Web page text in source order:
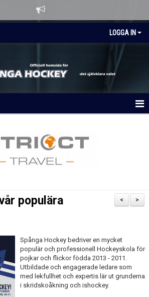
LOGGA IN
>
<
populära
Spånga Hockey bedriver en mycket
populär och professionell Hockeyskola för
pojkar och flickor födda 2013 - 2011.
Utbildade och engagerade ledare som
med lekfullhet och expertis lär ut grunderna
i skridskoåkning och ishockey.